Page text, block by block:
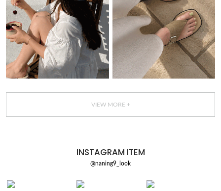
VIEW MORE +
INSTAGRAM ITEM
@naning9_look